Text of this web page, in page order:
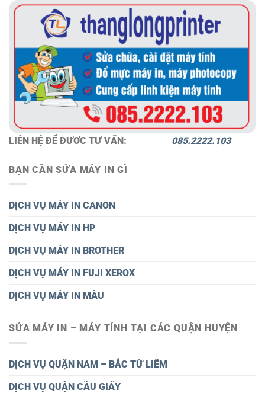
LIÊN HỆ ĐỂ ĐƯƠC TƯ VẤN: 085.2222.103
BẠN CẦN SỬA MÁY IN GÌ
DỊCH VỤ MÁY IN CANON
DỊCH VỤ MÁY IN HP
DỊCH VỤ MÁY IN BROTHER
DỊCH VỤ MÁY IN FUJI XEROX
DỊCH VỤ MÁY IN MÀU
SỬA MÁY IN – MÁY TÍNH TẠI CÁC QUẬN HUYỆN
DỊCH VỤ QUẬN NAM – BẮC TỪ LIÊM
DỊCH VỤ QUẬN CẦU GIẤY